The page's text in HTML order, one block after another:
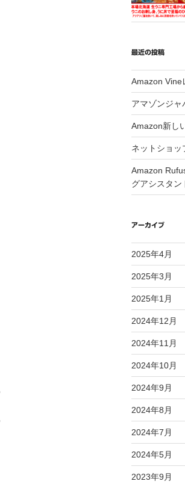
最近の投稿
Amazon Vine
アマゾンジャ
Amazon新し
ネットショッ
Amazon
グアシスタン
アーカイブ
2025年4月
2025年3月
2025年1月
2024年12月
2024年11月
2024年10月
2024年9月
2024年8月
2024年7月
2024年5月
2023年9月